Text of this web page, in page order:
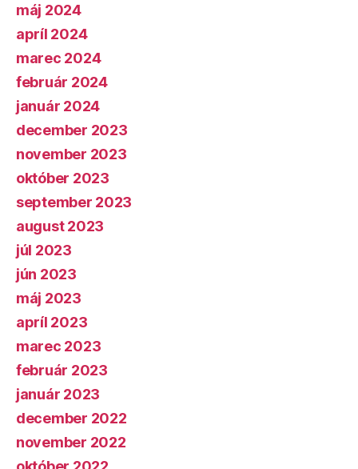
máj 2024
apríl 2024
marec 2024
február 2024
január 2024
december 2023
november 2023
október 2023
september 2023
august 2023
júl 2023
jún 2023
máj 2023
apríl 2023
marec 2023
február 2023
január 2023
december 2022
november 2022